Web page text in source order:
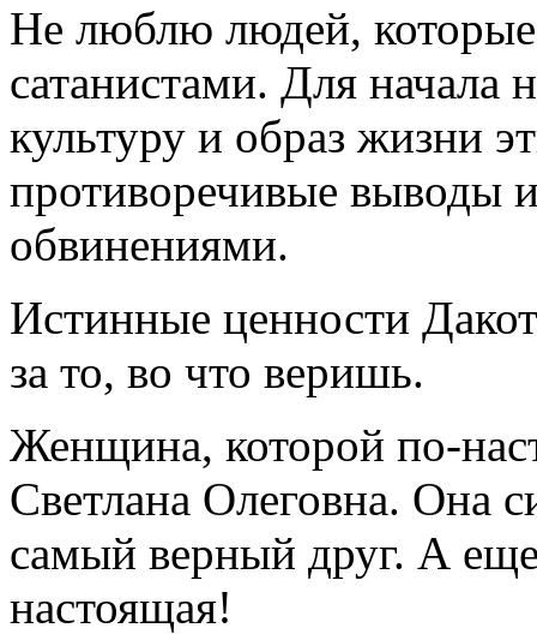
Не люблю людей,
сатанистами. Для начала
культуру и образ жизни
противоречивые выводы
обвинениями.
Истинные ценности
за то, во что веришь.
Женщина, которой по-
Светлана Олеговна. Она
самый верный друг. А
настоящая!